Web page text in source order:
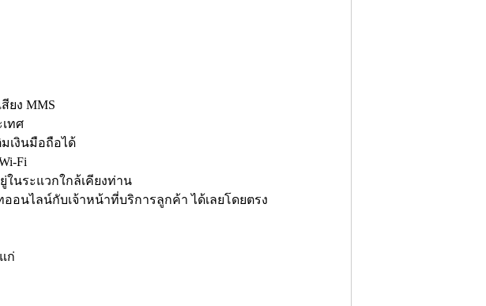
ยง MMS
ทศ
เงินมือถือได้
Fi
นระแวกใกล้เคียงท่าน
อนไลน์กับเจ้าหน้าที่บริการลูกค้า ได้เลยโดยตรง
ก่